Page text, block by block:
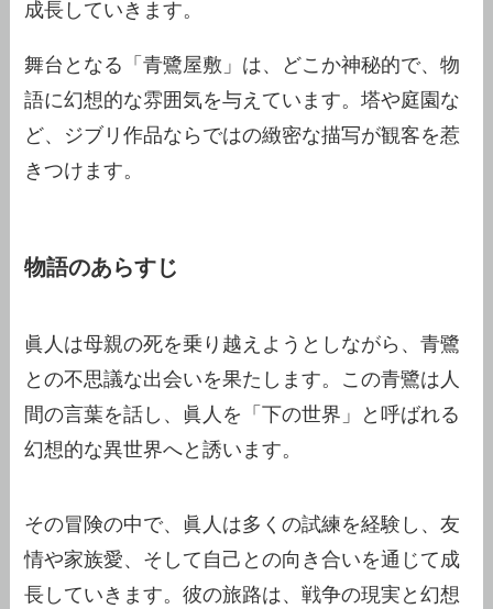
成長していきます。
舞台となる「青鷺屋敷」は、どこか神秘的で、物
語に幻想的な雰囲気を与えています。塔や庭園な
ど、ジブリ作品ならではの緻密な描写が観客を惹
きつけます。
物語のあらすじ
眞人は母親の死を乗り越えようとしながら、青鷺
との不思議な出会いを果たします。この青鷺は人
間の言葉を話し、眞人を「下の世界」と呼ばれる
幻想的な異世界へと誘います。
その冒険の中で、眞人は多くの試練を経験し、友
情や家族愛、そして自己との向き合いを通じて成
長していきます。彼の旅路は、戦争の現実と幻想